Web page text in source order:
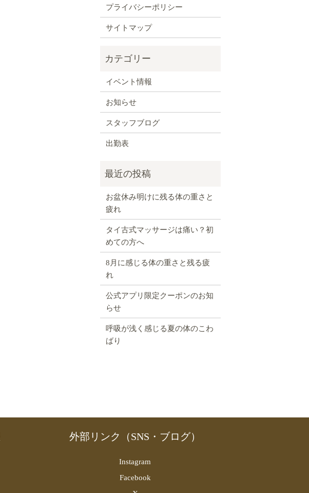
プライバシーポリシー
サイトマップ
イベント情報
お知らせ
スタッフブログ
出勤表
お盆休み明けに残る体の重さと
疲れ
タイ古式マッサージは痛い？初
めての方へ
8月に感じる体の重さと残る疲
れ
公式アプリ限定クーポンのお知
らせ
呼吸が浅く感じる夏の体のこわ
ばり
外部リンク（SNS・ブログ）
Instagram
Facebook